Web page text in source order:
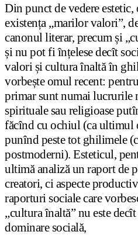
Din punct de vedere
existența „marilor valori”,
canonul literar, precum și
și nu pot fi înțelese decît
valori și cultura înaltă în
vorbește omul recent:
primar sunt numai lucrurile
spirituale sau religioase
făcînd cu ochiul (ca ultimul
punînd peste tot ghilimele
postmoderni). Esteticul,
ultimă analiză un raport de
creatori, ci aspecte
raporturi sociale care
„cultura înaltă” nu este
dominare socială,